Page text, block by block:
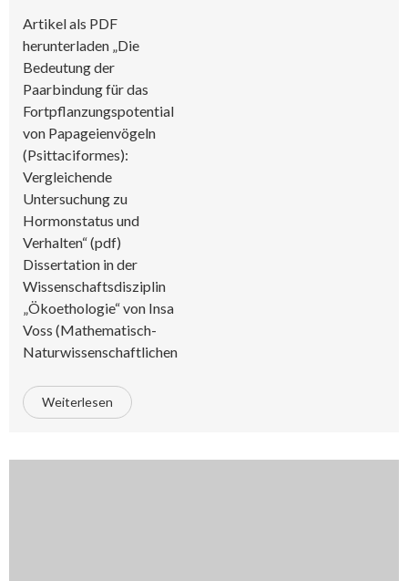
Artikel als PDF
herunterladen „Die
Bedeutung der
Paarbindung für das
Fortpflanzungspotential
von Papageienvögeln
(Psittaciformes):
Vergleichende
Untersuchung zu
Hormonstatus und
Verhalten“ (pdf)
Dissertation in der
Wissenschaftsdisziplin
„Ökoethologie“ von Insa
Voss (Mathematisch-
Naturwissenschaftlichen
Weiterlesen